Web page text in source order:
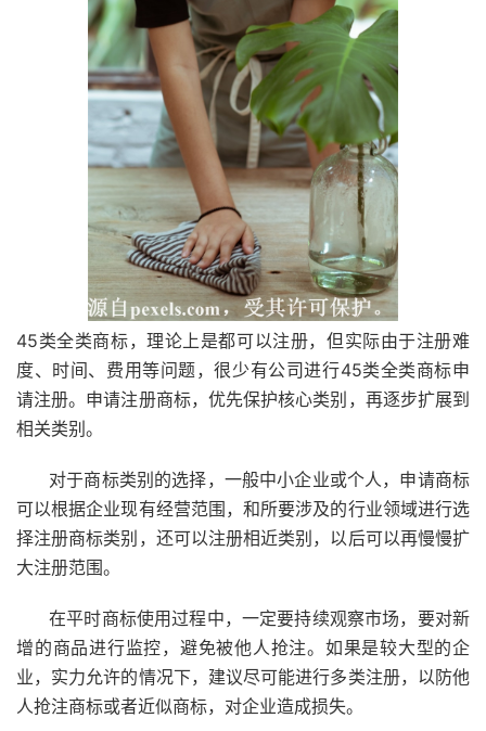
45类全类商标，理论上是都可以注册，但实际由于注册难
度、时间、费用等问题，很少有公司进行45类全类商标申
请注册。申请注册商标，优先保护核心类别，再逐步扩展到
相关类别。
对于商标类别的选择，一般中小企业或个人，申请商标
可以根据企业现有经营范围，和所要涉及的行业领域进行选
择注册商标类别，还可以注册相近类别，以后可以再慢慢扩
大注册范围。
在平时商标使用过程中，一定要持续观察市场，要对新
增的商品进行监控，避免被他人抢注。如果是较大型的企
业，实力允许的情况下，建议尽可能进行多类注册，以防他
人抢注商标或者近似商标，对企业造成损失。